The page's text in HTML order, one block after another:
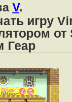
V.
игру
от
Геар